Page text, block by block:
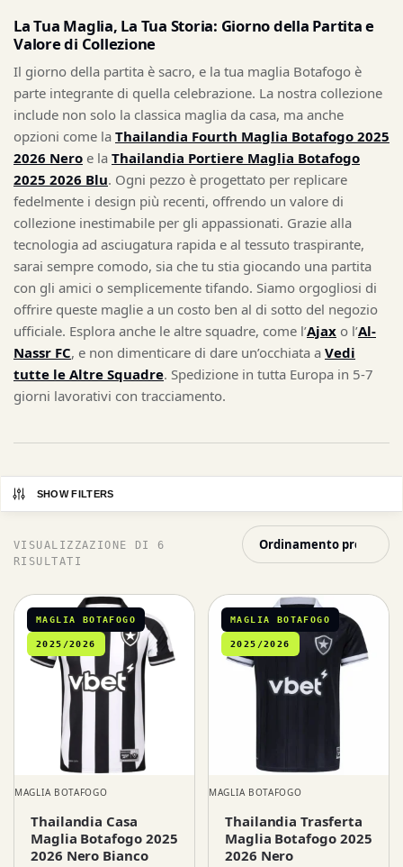
La Tua Maglia, La Tua Storia: Giorno della Partita e
Valore di Collezione
Il giorno della partita è sacro, e la tua maglia Botafogo è
parte integrante di quella celebrazione. La nostra collezione
include non solo la classica maglia da casa, ma anche
opzioni come la Thailandia Fourth Maglia Botafogo 2025
2026 Nero e la Thailandia Portiere Maglia Botafogo
2025 2026 Blu. Ogni pezzo è progettato per replicare
fedelmente i design più recenti, offrendo un valore di
collezione inestimabile per gli appassionati. Grazie alla
tecnologia ad asciugatura rapida e al tessuto traspirante,
sarai sempre comodo, sia che tu stia giocando una partita
con gli amici o semplicemente tifando. Siamo orgogliosi di
offrire queste maglie a un costo ben al di sotto del negozio
ufficiale. Esplora anche le altre squadre, come l’Ajax o l’Al-
Nassr FC, e non dimenticare di dare un’occhiata a Vedi
tutte le Altre Squadre. Spedizione in tutta Europa in 5-7
giorni lavorativi con tracciamento.
SHOW FILTERS
VISUALIZZAZIONE DI 6
RISULTATI
MAGLIA BOTAFOGO
2025/2026
MAGLIA BOTAFOGO
Thailandia Casa
Maglia Botafogo 2025
2026 Nero Bianco
MAGLIA BOTAFOGO
2025/2026
MAGLIA BOTAFOGO
Thailandia Trasferta
Maglia Botafogo 2025
2026 Nero